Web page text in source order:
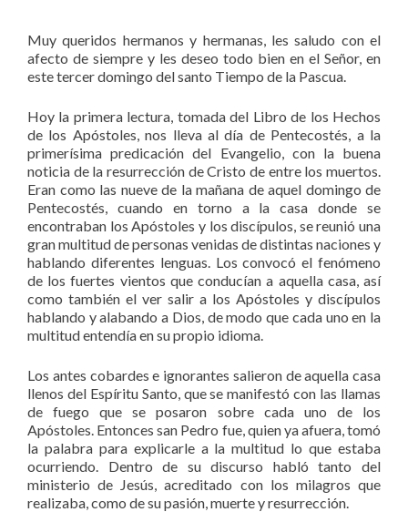
Muy queridos hermanos y hermanas, les saludo con el
afecto de siempre y les deseo todo bien en el Señor, en
este tercer domingo del santo Tiempo de la Pascua.
Hoy la primera lectura, tomada del Libro de los Hechos
de los Apóstoles, nos lleva al día de Pentecostés, a la
primerísima predicación del Evangelio, con la buena
noticia de la resurrección de Cristo de entre los muertos.
Eran como las nueve de la mañana de aquel domingo de
Pentecostés, cuando en torno a la casa donde se
encontraban los Apóstoles y los discípulos, se reunió una
gran multitud de personas venidas de distintas naciones y
hablando diferentes lenguas. Los convocó el fenómeno
de los fuertes vientos que conducían a aquella casa, así
como también el ver salir a los Apóstoles y discípulos
hablando y alabando a Dios, de modo que cada uno en la
multitud entendía en su propio idioma.
Los antes cobardes e ignorantes salieron de aquella casa
llenos del Espíritu Santo, que se manifestó con las llamas
de fuego que se posaron sobre cada uno de los
Apóstoles. Entonces san Pedro fue, quien ya afuera, tomó
la palabra para explicarle a la multitud lo que estaba
ocurriendo. Dentro de su discurso habló tanto del
ministerio de Jesús, acreditado con los milagros que
realizaba, como de su pasión, muerte y resurrección.